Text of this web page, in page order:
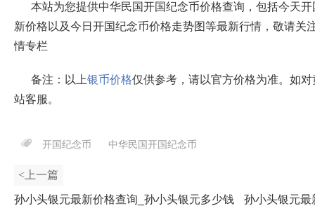
本站为您提供中华民国开国纪念币价格查询，包括今天
新价格以及今日开国纪念币价格走势图等最新行情，敬请关
情专栏
备注：以上银币价格仅供参考，请以官方价格为准。如
站客服。
开国纪念币 中华民国开国纪念币
<上一篇
孙小头银元最新价格查询_孙小头银元多少钱 孙小头银元最